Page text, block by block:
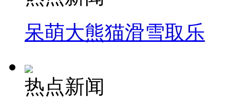
呆萌大熊猫滑雪取乐
热点新闻